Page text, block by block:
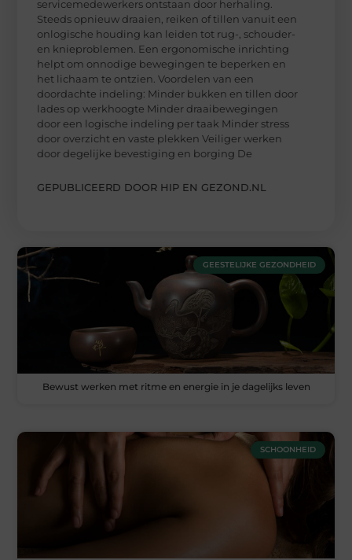
servicemedewerkers ontstaan door herhaling.
Steeds opnieuw draaien, reiken of tillen vanuit een
onlogische houding kan leiden tot rug-, schouder-
en knieproblemen. Een ergonomische inrichting
helpt om onnodige bewegingen te beperken en
het lichaam te ontzien. Voordelen van een
doordachte indeling: Minder bukken en tillen door
lades op werkhoogte Minder draaibewegingen
door een logische indeling per taak Minder stress
door overzicht en vaste plekken Veiliger werken
door degelijke bevestiging en borging De
GEPUBLICEERD DOOR HIP EN GEZOND.NL
GEESTELIJKE GEZONDHEID
Bewust werken met ritme en energie in je dagelijks leven
SCHOONHEID